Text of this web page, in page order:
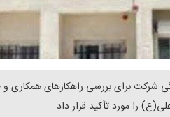
شرکت برای بررسی راهکارهای همکاری
را مورد تأکید قرار داد.